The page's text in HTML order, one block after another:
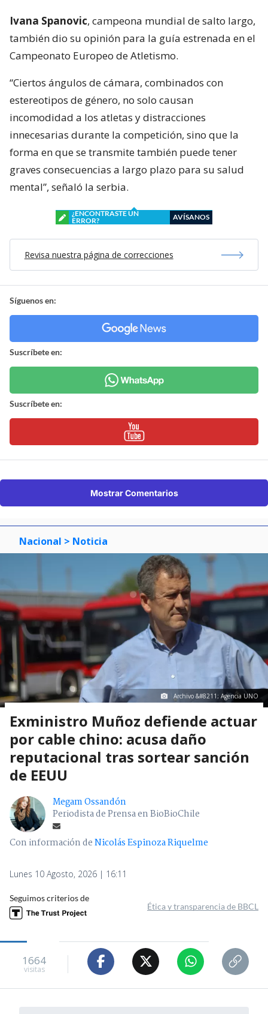
Ivana Spanovic, campeona mundial de salto largo,
también dio su opinión para la guía estrenada en el
Campeonato Europeo de Atletismo.
“Ciertos ángulos de cámara, combinados con
estereotipos de género, no solo causan
incomodidad a los atletas y distracciones
innecesarias durante la competición, sino que la
forma en que se transmite también puede tener
graves consecuencias a largo plazo para su salud
mental”, señaló la serbia.
¿ENCONTRASTE UN
ERROR?
AVÍSANOS
Revisa nuestra página de correcciones
Síguenos en:
Suscríbete en:
Suscríbete en:
Mostrar Comentarios
Nacional > Noticia
Archivo &#8211; Agencia UNO
Exministro Muñoz defiende actuar
por cable chino: acusa daño
reputacional tras sortear sanción
de EEUU
Megam Ossandón
Periodista de Prensa en BioBioChile
Con información deNicolás Espinoza Riquelme
Lunes 10 Agosto, 2026 | 16:11
Seguimos criterios de
Ética y transparencia de BBCL
1664
visitas